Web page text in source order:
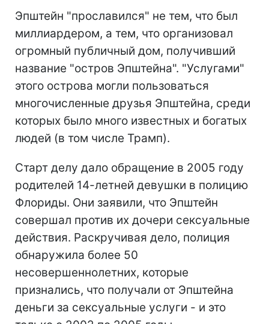
Эпштейн "прославился" не тем, что был
миллиардером, а тем, что организовал
огромный публичный дом, получивший
название "остров Эпштейна". "Услугами"
этого острова могли пользоваться
многочисленные друзья Эпштейна, среди
которых было много известных и богатых
людей (в том числе Трамп).
Старт делу дало обращение в 2005 году
родителей 14-летней девушки в полицию
Флориды. Они заявили, что Эпштейн
совершал против их дочери сексуальные
действия. Раскручивая дело, полиция
обнаружила более 50
несовершеннолетних, которые
признались, что получали от Эпштейна
деньги за сексуальные услуги - и это